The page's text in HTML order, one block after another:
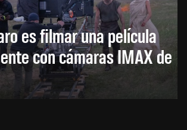
es filmar una película
con cámaras IMAX de